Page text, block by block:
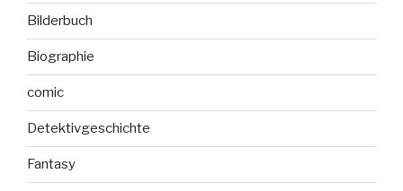
Bilderbuch
Biographie
comic
Detektivgeschichte
Fantasy